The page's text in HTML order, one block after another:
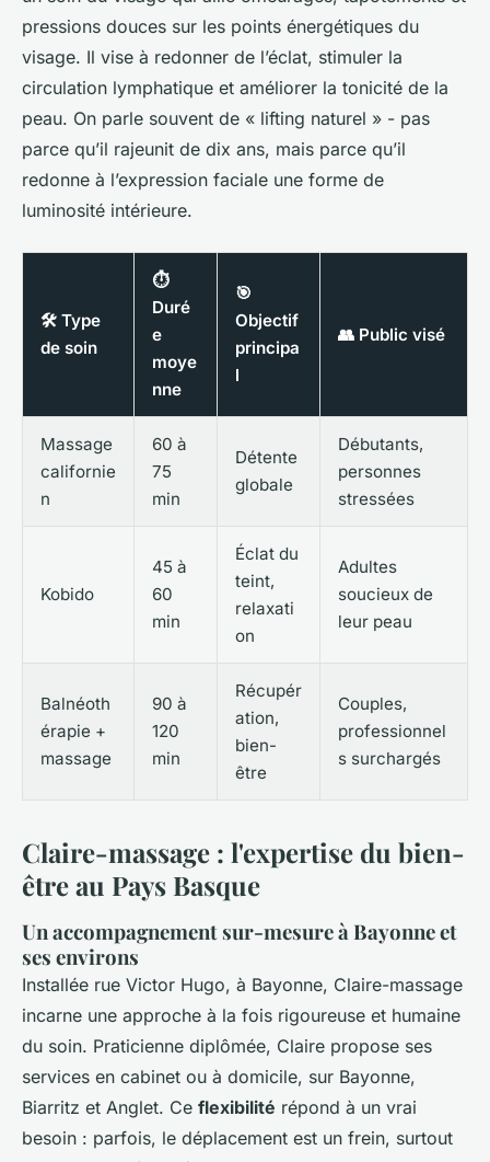
pressions douces sur les points énergétiques du
visage. Il vise à redonner de l’éclat, stimuler la
circulation lymphatique et améliorer la tonicité de la
peau. On parle souvent de « lifting naturel » - pas
parce qu’il rajeunit de dix ans, mais parce qu’il
redonne à l’expression faciale une forme de
luminosité intérieure.
🛠️ Type
de soin
⏱️
Duré
e
moye
nne
🎯
Objectif
principa
l
👥 Public visé
Massage
californie
n
60 à
75
min
Détente
globale
Débutants,
personnes
stressées
Kobido
45 à
60
min
Éclat du
teint,
relaxati
on
Adultes
soucieux de
leur peau
Balnéoth
érapie +
massage
90 à
120
min
Récupér
ation,
bien-
être
Couples,
professionnel
s surchargés
Claire-massage : l'expertise du bien-
être au Pays Basque
Un accompagnement sur-mesure à Bayonne et
ses environs
Installée rue Victor Hugo, à Bayonne, Claire-massage
incarne une approche à la fois rigoureuse et humaine
du soin. Praticienne diplômée, Claire propose ses
services en cabinet ou à domicile, sur Bayonne,
Biarritz et Anglet. Ce flexibilité répond à un vrai
besoin : parfois, le déplacement est un frein, surtout